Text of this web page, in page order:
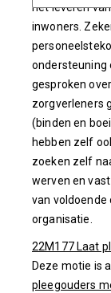
het leveren
inwoners.
ondersteuning
gesproken
zorgverleners
(binden en
hebben zelf
zoeken zelf
werven en
van voldoende
organisatie.
22M177 Laat
Deze motie is
pleegouders